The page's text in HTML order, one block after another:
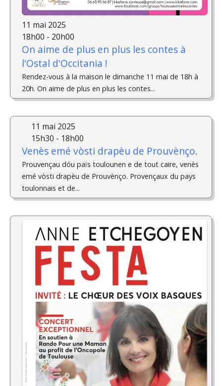
11 mai 2025
18h00 - 20h00
On aime de plus en plus les contes à
l'Ostal d'Occitania !
Rendez-vous à la maison le dimanche 11 mai de 18h à
20h. On aime de plus en plus les contes...
11 mai 2025
15h30 - 18h00
Venès emé vòsti drapèu de Prouvènço.
Prouvençau dóu païs toulounen e de tout caire, venès
emé vòsti drapèu de Prouvènço. Provençaux du pays
toulonnais et de...